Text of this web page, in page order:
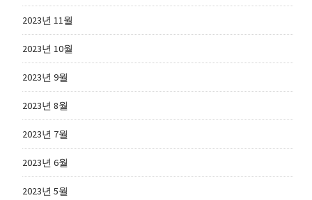
2023년 11월
2023년 10월
2023년 9월
2023년 8월
2023년 7월
2023년 6월
2023년 5월